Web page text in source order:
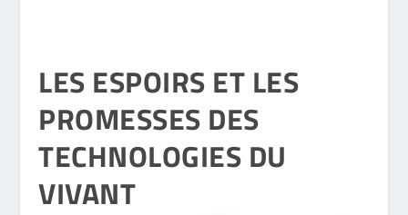
LES ESPOIRS ET LES
PROMESSES DES
TECHNOLOGIES DU
VIVANT